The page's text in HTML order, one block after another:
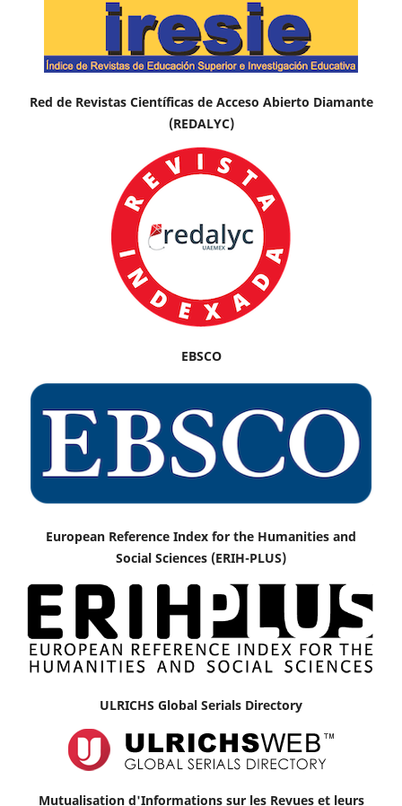
Red de Revistas Científicas de Acceso Abierto Diamante
(REDALYC)
EBSCO
European Reference Index for the Humanities and
Social Sciences (ERIH-PLUS)
ULRICHS Global Serials Directory
Mutualisation d'Informations sur les Revues et leurs